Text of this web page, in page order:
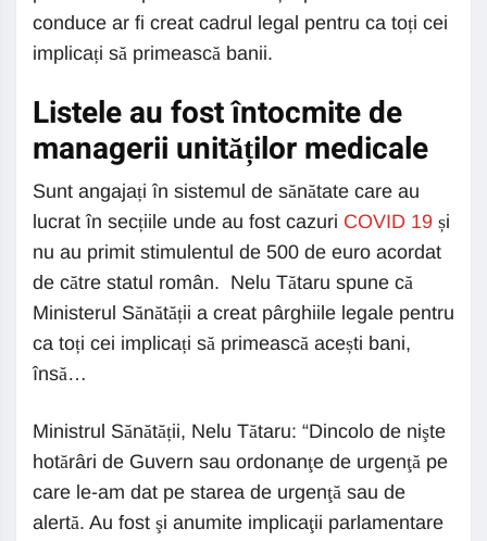
conduce ar fi creat cadrul legal pentru ca toți cei
implicați să primească banii.
Listele au fost întocmite de
managerii unităților medicale
Sunt angajați în sistemul de sănătate care au
lucrat în secțiile unde au fost cazuri COVID 19 și
nu au primit stimulentul de 500 de euro acordat
de către statul român. Nelu Tătaru spune că
Ministerul Sănătății a creat pârghiile legale pentru
ca toți cei implicați să primească acești bani,
însă…
Ministrul Sănătății, Nelu Tătaru: “Dincolo de nişte
hotărâri de Guvern sau ordonanţe de urgenţă pe
care le-am dat pe starea de urgenţă sau de
alertă. Au fost şi anumite implicaţii parlamentare